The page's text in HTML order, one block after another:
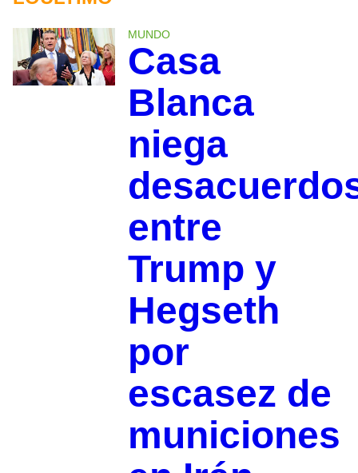
MUNDO
Casa
Blanca
niega
entre
Trump y
Hegseth
por
escasez de
municiones